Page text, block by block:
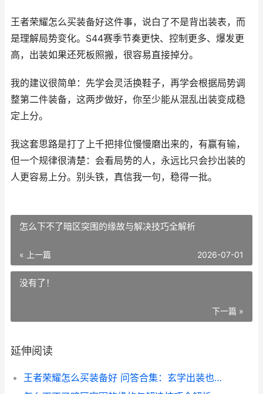
王者荣耀怎么买装备好这件事，说白了不是背出装表，而
是理解局势变化。S44赛季节奏更快、控制更多、爆发更
高，出装如果还死板照搬，很容易直接掉分。
我的建议很简单：先学会灵活换鞋子，再学会根据局势调
整第二件装备，这两步做好，你至少能从混乱出装变成稳
定上分。
我这套思路是打了上千把排位慢慢磨出来的，有赢有输，
但一个规律很清楚：会看局势的人，永远比只会抄出装的
人更容易上分。别头铁，真信我一句，稳得一批。
怎么下不了暗区突围的缘故与解决技巧全解析
« 上一篇 2026-07-01
没有了！
下一篇 »
延伸阅读
王者荣耀怎么买装备好 问答合集：玄学出装也能稳定上分思路